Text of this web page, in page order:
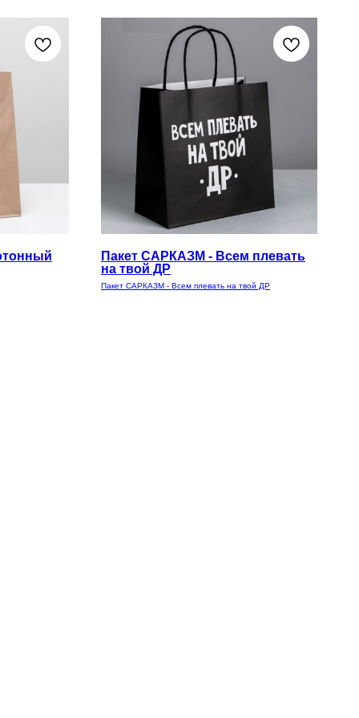
Пакет САРКАЗМ - Всем плевать
на твой ДР
Пакет САРКАЗМ - Всем плевать на твой ДР